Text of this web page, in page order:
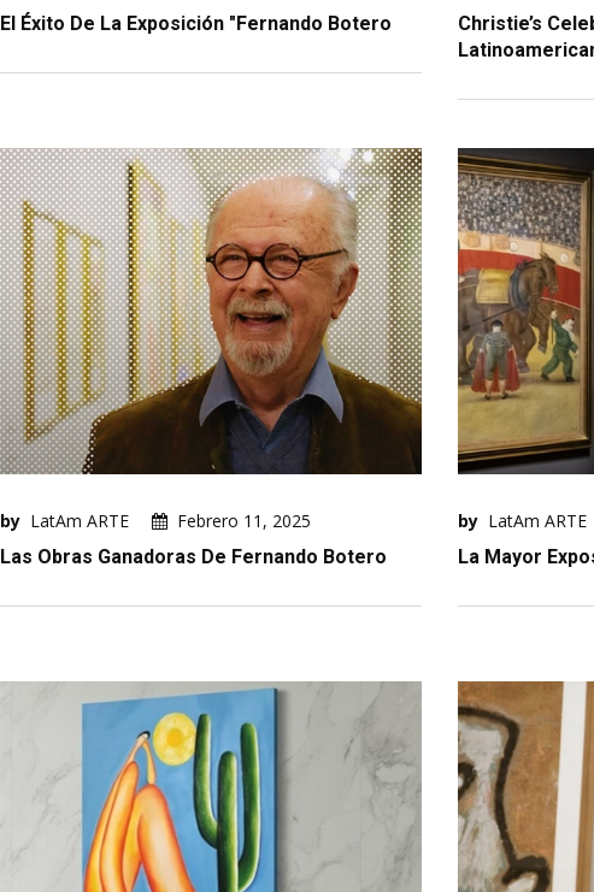
El Éxito De La Exposición "Fernando Botero
Christie’s
by LatAm ARTE
Febrero 11, 2025
Las Obras Ganadoras De Fernando Botero
by LatAm ARTE
La Mayor